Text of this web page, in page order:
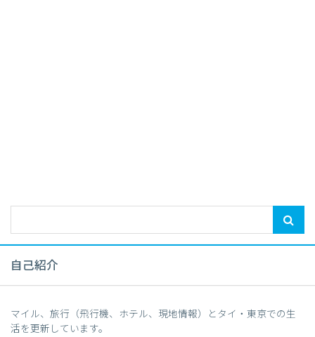
自己紹介
マイル、旅行（飛行機、ホテル、現地情報）とタイ・東京での生
活を更新しています。